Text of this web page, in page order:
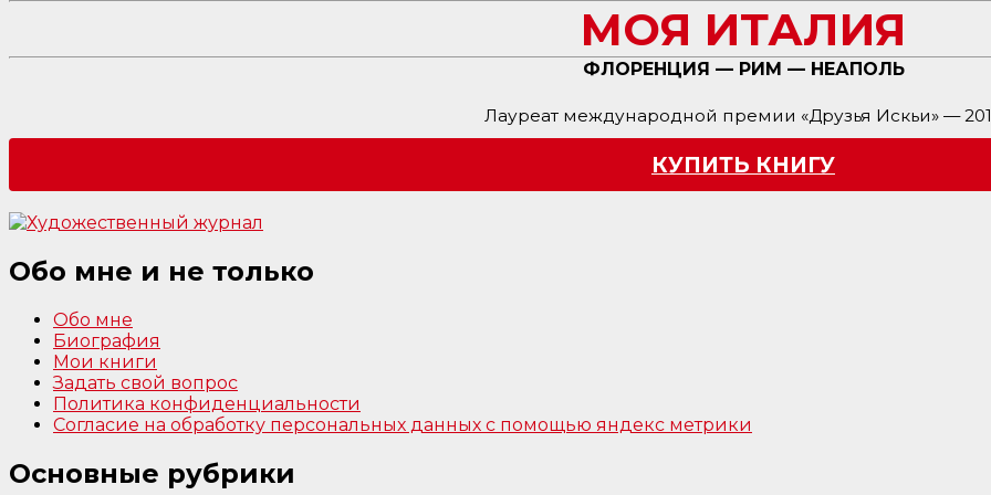
МОЯ ИТАЛИЯ
ФЛОРЕНЦИЯ — РИМ — НЕАПОЛЬ
Лауреат международной премии «Друзья Искьи» —
КУПИТЬ КНИГУ
Обо мне и не только
Обо мне
Биография
Мои книги
Задать свой вопрос
Политика конфиденциальности
Согласие на обработку персональных данных с помощью яндекс метрики
Основные рубрики